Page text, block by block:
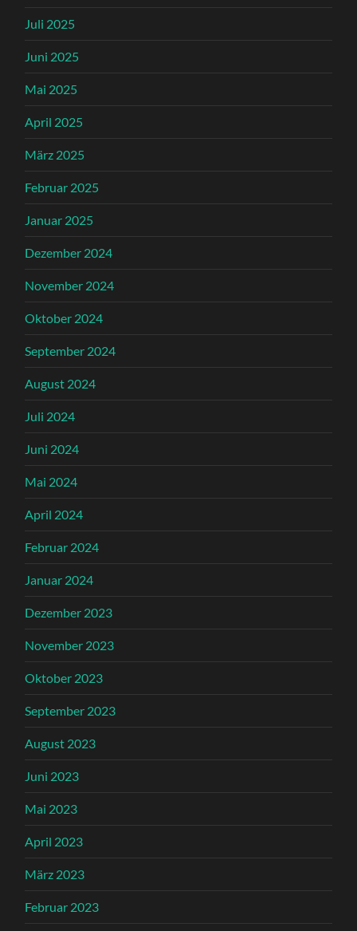
Juli 2025
Juni 2025
Mai 2025
April 2025
März 2025
Februar 2025
Januar 2025
Dezember 2024
November 2024
Oktober 2024
September 2024
August 2024
Juli 2024
Juni 2024
Mai 2024
April 2024
Februar 2024
Januar 2024
Dezember 2023
November 2023
Oktober 2023
September 2023
August 2023
Juni 2023
Mai 2023
April 2023
März 2023
Februar 2023